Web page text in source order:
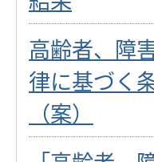
高齢者、障
律に基づく
（案）